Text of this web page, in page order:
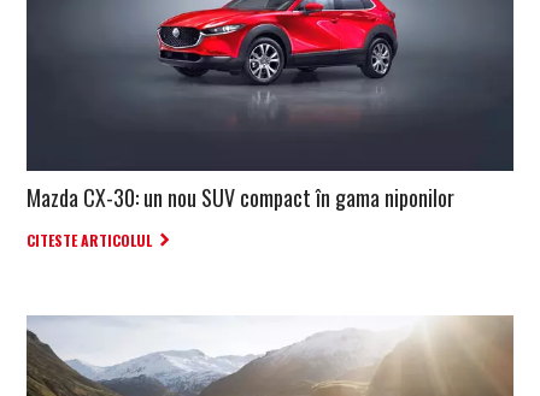
Mazda CX-30: un nou SUV compact în gama niponilor
CITESTE ARTICOLUL